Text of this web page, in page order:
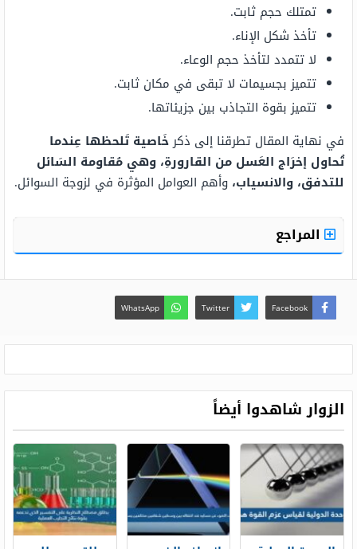
تمتلك حجم ثابت.
تأخذ شكل الإناء.
لا تتمدد لتأخذ حجم الوعاء.
تتميز بجسيمات لا تبقى في مكان ثابت.
تتميز بقوة التجاذب بين جزيئاتها.
في نهاية المقال تطرقنا إلى ذكرخَاصية تَلحظها عِندما
تُحاول إخرَاج العَسل من القارورةِ، وهي مُقاومة السَائل
للتدفق، والانسياب، وأهم العوامل المؤثرة في لزوجة السوائل.
المراجع
Facebook
Twitter
WhatsApp
الزوار شاهدوا أيضاً